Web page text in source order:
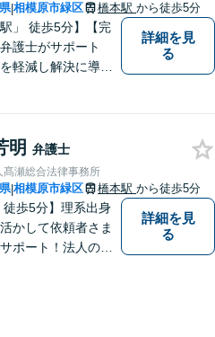
|相模原市緑区 橋本駅 から徒歩5分
駅」 徒歩5分】【完
護士がサポート
軽減し解決に導き
ただき、今後の進
に考えましょう。
利用可】
詳細を見
る
明 弁護士
髙瀬総合法律事務所
|相模原市緑区 橋本駅 から徒歩5分
徒歩5分】理系出身
かして依頼者さま
ポート！法人のお
詳細を見
る